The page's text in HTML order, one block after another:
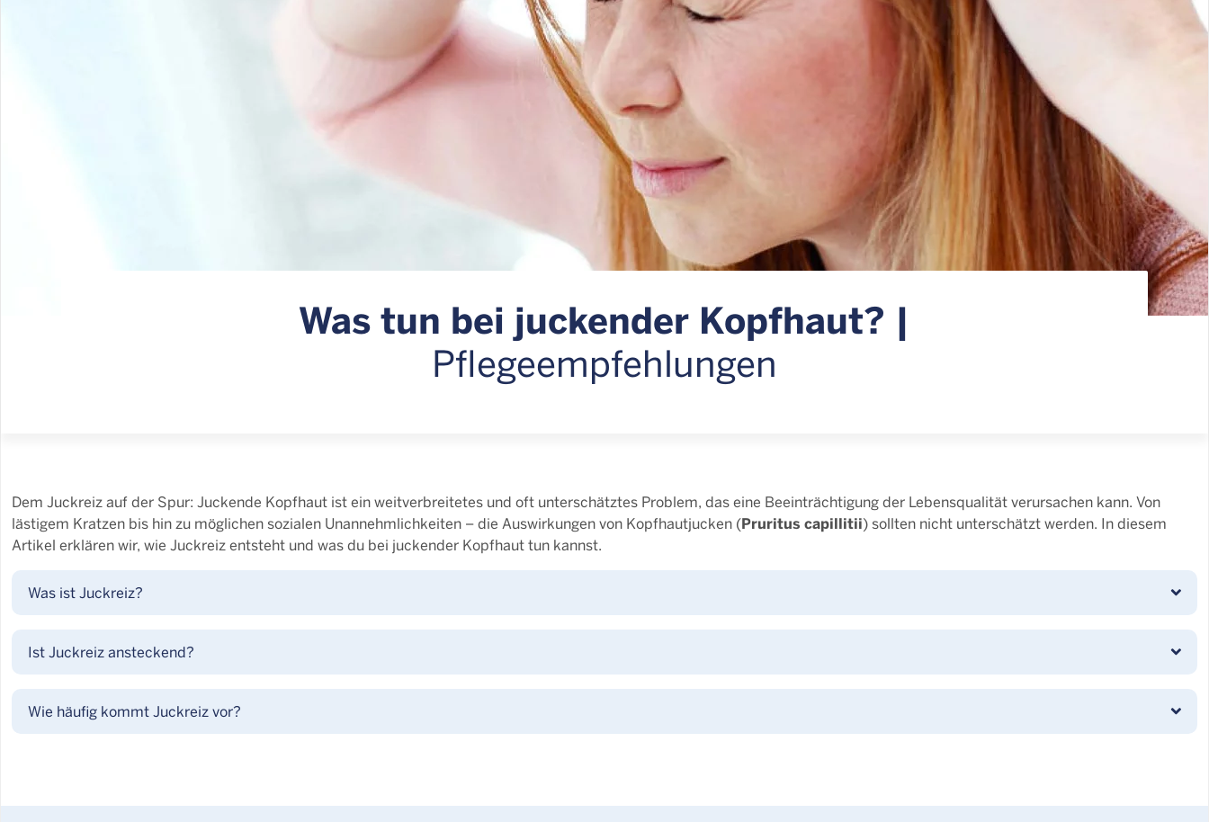
Was tun bei juckender Kopfhaut? |
Pflegeempfehlungen
Dem Juckreiz auf der Spur: Juckende Kopfhaut ist ein weitverbreitetes und oft unterschätztes Problem, das eine Beeinträchtigung der Lebensqualität verursachen kann. Von
lästigem Kratzen bis hin zu möglichen sozialen Unannehmlichkeiten – die Auswirkungen von Kopfhautjucken (Pruritus capillitii) sollten nicht unterschätzt werden. In diesem
Artikel erklären wir, wie Juckreiz entsteht und was du bei juckender Kopfhaut tun kannst.
Was ist Juckreiz?
Ist Juckreiz ansteckend?
Wie häufig kommt Juckreiz vor?